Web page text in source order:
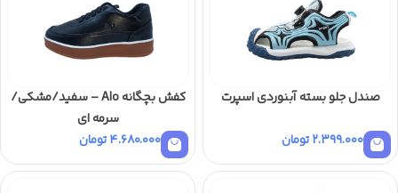
صندل جلو بسته آبنوردی اسپرت
2.399.000تومان
کفش بچگانه Alo – سفید/مشکی/
سرمه ای
4.680.000تومان